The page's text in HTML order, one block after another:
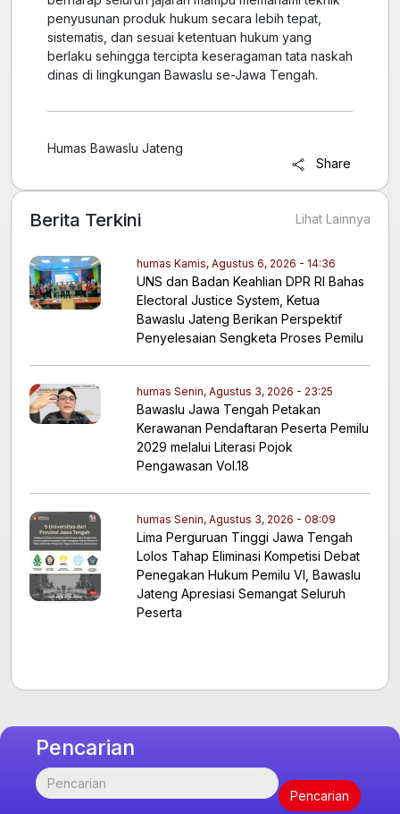
penyusunan produk hukum secara lebih tepat,
sistematis, dan sesuai ketentuan hukum yang
berlaku sehingga tercipta keseragaman tata naskah
dinas di lingkungan Bawaslu se-Jawa Tengah.
Humas Bawaslu Jateng
Share
Berita Terkini
humas Kamis, Agustus 6, 2026 - 14:36
UNS dan Badan Keahlian DPR RI Bahas
Electoral Justice System, Ketua
Bawaslu Jateng Berikan Perspektif
Penyelesaian Sengketa Proses Pemilu
humas Senin, Agustus 3, 2026 - 23:25
Bawaslu Jawa Tengah Petakan
Kerawanan Pendaftaran Peserta Pemilu
2029 melalui Literasi Pojok
Pengawasan Vol.18
humas Senin, Agustus 3, 2026 - 08:09
Lima Perguruan Tinggi Jawa Tengah
Lolos Tahap Eliminasi Kompetisi Debat
Penegakan Hukum Pemilu VI, Bawaslu
Jateng Apresiasi Semangat Seluruh
Peserta
Lihat Lainnya
Pencarian